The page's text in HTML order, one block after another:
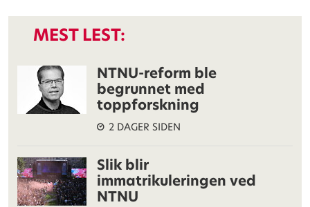
MEST LEST:
NTNU-reform ble
begrunnet med
toppforskning
2 DAGER SIDEN
Slik blir
immatrikuleringen ved
NTNU